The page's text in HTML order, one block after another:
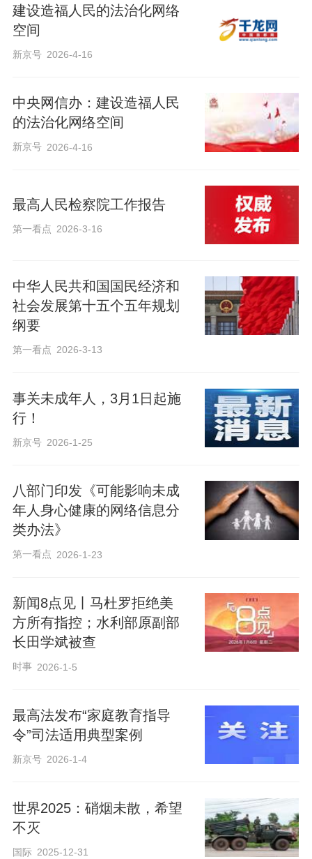
建设造福人民的法治化网络
空间
新京号 2026-4-16
中央网信办：建设造福人民
的法治化网络空间
新京号 2026-4-16
最高人民检察院工作报告
第一看点 2026-3-16
中华人民共和国国民经济和
社会发展第十五个五年规划
纲要
第一看点 2026-3-13
事关未成年人，3月1日起施
行！
新京号 2026-1-25
八部门印发《可能影响未成
年人身心健康的网络信息分
类办法》
第一看点 2026-1-23
新闻8点见丨马杜罗拒绝美
方所有指控；水利部原副部
长田学斌被查
时事 2026-1-5
最高法发布“家庭教育指导
令”司法适用典型案例
新京号 2026-1-4
世界2025：硝烟未散，希望
不灭
国际 2025-12-31